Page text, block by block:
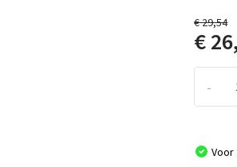
€ 29,54
€
-